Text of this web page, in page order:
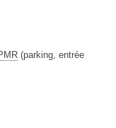
(parking, entrée